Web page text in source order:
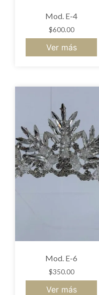
Mod. E-4
$600.00
Ver más
Mod. E-6
$350.00
Ver más